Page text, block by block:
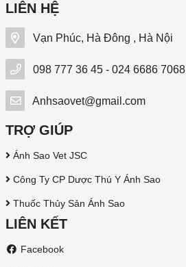
LIÊN HỆ
Vạn Phúc, Hà Đông , Hà Nội
098 777 36 45 - 024 6686 7068
Anhsaovet@gmail.com
TRỢ GIÚP
Ánh Sao Vet JSC
Công Ty CP Dược Thú Y Ánh Sao
Thuốc Thủy Sản Ánh Sao
LIÊN KẾT
Facebook